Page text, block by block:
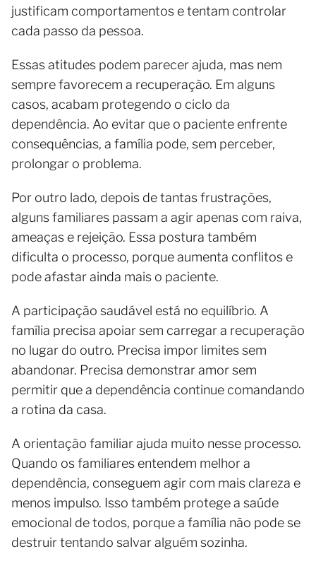
justificam comportamentos e tentam controlar
cada passo da pessoa.
Essas atitudes podem parecer ajuda, mas nem
sempre favorecem a recuperação. Em alguns
casos, acabam protegendo o ciclo da
dependência. Ao evitar que o paciente enfrente
consequências, a família pode, sem perceber,
prolongar o problema.
Por outro lado, depois de tantas frustrações,
alguns familiares passam a agir apenas com raiva,
ameaças e rejeição. Essa postura também
dificulta o processo, porque aumenta conflitos e
pode afastar ainda mais o paciente.
A participação saudável está no equilíbrio. A
família precisa apoiar sem carregar a recuperação
no lugar do outro. Precisa impor limites sem
abandonar. Precisa demonstrar amor sem
permitir que a dependência continue comandando
a rotina da casa.
A orientação familiar ajuda muito nesse processo.
Quando os familiares entendem melhor a
dependência, conseguem agir com mais clareza e
menos impulso. Isso também protege a saúde
emocional de todos, porque a família não pode se
destruir tentando salvar alguém sozinha.